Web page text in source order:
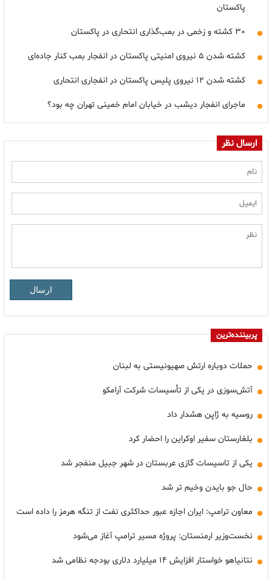
پاکستان
۳۰ کشته و زخمی در بمب‌گذاری انتحاری در پاکستان
کشته شدن ۵ نیروی امنیتی پاکستان در انفجار بمب کنار جاده‌ای
کشته شدن ۱۲ نیروی پلیس پاکستان در انفجاری انتحاری
ماجرای انفجار دیشب در خیابان امام خمینی تهران چه بود؟
ارسال نظر
ارسال
پربیننده‌ترین
حملات دوباره ارتش صهیونیستی به لبنان
آتش‌سوزی در یکی از تأسیسات شرکت آرامکو
روسیه به ژاپن هشدار داد
بلغارستان سفیر اوکراین را احضار کرد
یکی از تاسیسات گازی عربستان در شهر جبیل منفجر شد
حال جو بایدن وخیم تر شد
معاون ترامپ: ایران اجازه عبور حداکثری نفت از تنگه هرمز را داده است
نخست‌وزیر ارمنستان: پروژه مسیر ترامپ آغاز می‌شود
نتانیاهو خواستار افزایش ۱۴ میلیارد دلاری بودجه نظامی شد